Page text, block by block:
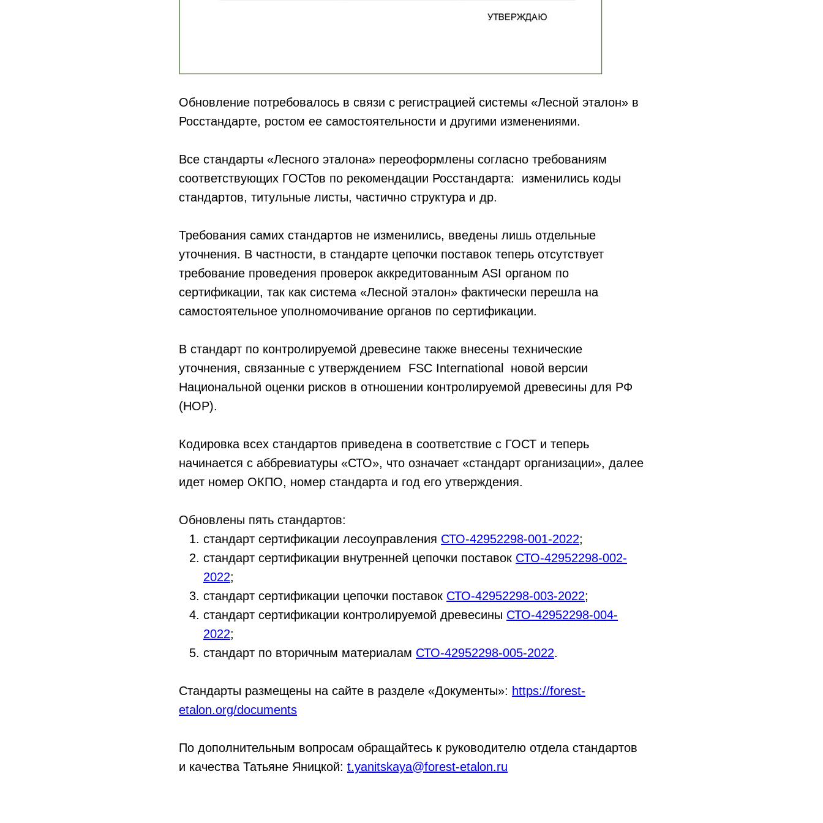
Обновление потребовалось в связи с регистрацией системы «Лесной эталон» в
Росстандарте, ростом ее самостоятельности и другими изменениями.
Все стандарты «Лесного эталона» переоформлены согласно требованиям
соответствующих ГОСТов по рекомендации Росстандарта: изменились коды
стандартов, титульные листы, частично структура и др.
Требования самих стандартов не изменились, введены лишь отдельные
уточнения. В частности, в стандарте цепочки поставок теперь отсутствует
требование проведения проверок аккредитованным ASI органом по
сертификации, так как система «Лесной эталон» фактически перешла на
самостоятельное уполномочивание органов по сертификации.
В стандарт по контролируемой древесине также внесены технические
уточнения, связанные с утверждением FSC International новой версии
Национальной оценки рисков в отношении контролируемой древесины для РФ
(НОР).
Кодировка всех стандартов приведена в соответствие с ГОСТ и теперь
начинается с аббревиатуры «СТО», что означает «стандарт организации», далее
идет номер ОКПО, номер стандарта и год его утверждения.
Обновлены пять стандартов:
стандарт сертификации лесоуправления СТО-42952298-001-2022;
стандарт сертификации внутренней цепочки поставок СТО-42952298-002-
2022;
стандарт сертификации цепочки поставок СТО-42952298-003-2022;
стандарт сертификации контролируемой древесины СТО-42952298-004-
2022;
стандарт по вторичным материалам СТО-42952298-005-2022.
Стандарты размещены на сайте в разделе «Документы»: https://forest-
etalon.org/documents
По дополнительным вопросам обращайтесь к руководителю отдела стандартов
и качества Татьяне Яницкой: t.yanitskaya@forest-etalon.ru